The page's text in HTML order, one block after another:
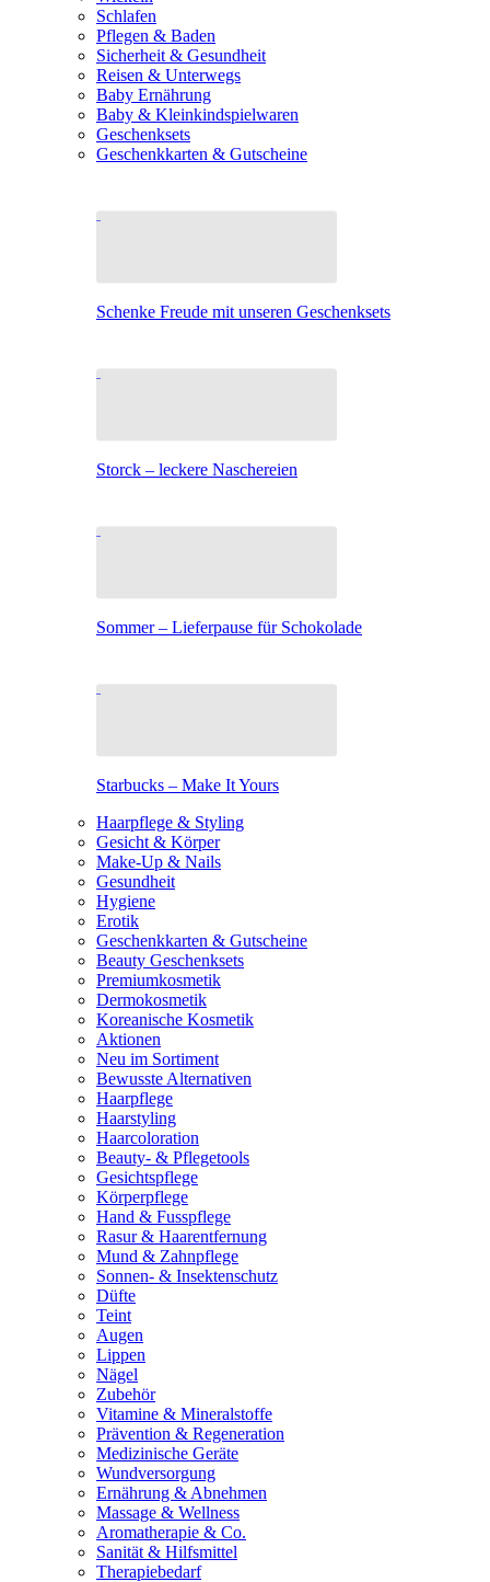
Schlafen
Pflegen & Baden
Sicherheit & Gesundheit
Reisen & Unterwegs
Baby Ernährung
Baby & Kleinkindspielwaren
Geschenksets
Geschenkkarten & Gutscheine
Schenke Freude mit unseren Geschenksets
Storck – leckere Naschereien
Sommer – Lieferpause für Schokolade
Starbucks – Make It Yours
Haarpflege & Styling
Gesicht & Körper
Make-Up & Nails
Gesundheit
Hygiene
Erotik
Geschenkkarten & Gutscheine
Beauty Geschenksets
Premiumkosmetik
Dermokosmetik
Koreanische Kosmetik
Aktionen
Neu im Sortiment
Bewusste Alternativen
Haarpflege
Haarstyling
Haarcoloration
Beauty- & Pflegetools
Gesichtspflege
Körperpflege
Hand & Fusspflege
Rasur & Haarentfernung
Mund & Zahnpflege
Sonnen- & Insektenschutz
Düfte
Teint
Augen
Lippen
Nägel
Zubehör
Vitamine & Mineralstoffe
Prävention & Regeneration
Medizinische Geräte
Wundversorgung
Ernährung & Abnehmen
Massage & Wellness
Aromatherapie & Co.
Sanität & Hilfsmittel
Therapiebedarf